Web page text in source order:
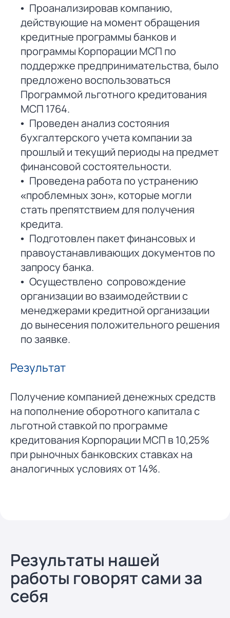
Проанализировав компанию,
действующие на момент обращения
кредитные программы банков и
программы Корпорации МСП по
поддержке предпринимательства, было
предложено воспользоваться
Программой льготного кредитования
МСП 1764.
Проведен анализ состояния
бухгалтерского учета компании за
прошлый и текущий периоды на предмет
финансовой состоятельности.
Проведена работа по устранению
«проблемных зон», которые могли
стать препятствием для получения
кредита.
Подготовлен пакет финансовых и
правоустанавливающих документов по
запросу банка.
Осуществлено сопровождение
организации во взаимодействии с
менеджерами кредитной организации
до вынесения положительного решения
по заявке.
Результат
Получение компанией денежных средств
на пополнение оборотного капитала с
льготной ставкой по программе
кредитования Корпорации МСП в 10,25%
при рыночных банковских ставках на
аналогичных условиях от 14%.
Результаты нашей
работы говорят сами за
себя